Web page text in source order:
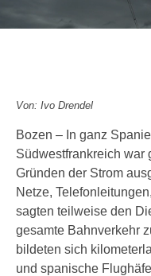
Von: Ivo Drendel
Bozen – In ganz
Südwestfrankreich war
Gründen der Strom
Netze,
sagten teilweise den
gesamte Bahnverkehr
bildeten sich
und spanische